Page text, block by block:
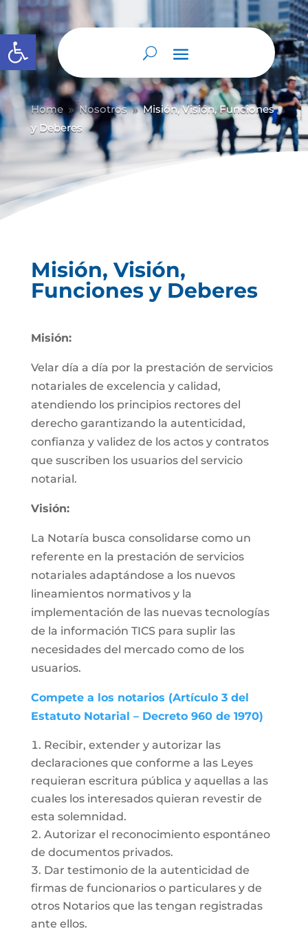
Abrir barra de herramientas
Home 9 Nosotros 9 Misión, Visión, Funciones
y Deberes
Misión, Visión,
Funciones y Deberes
Misión:
Velar día a día por la prestación de servicios
notariales de excelencia y calidad,
atendiendo los principios rectores del
derecho garantizando la autenticidad,
confianza y validez de los actos y contratos
que suscriben los usuarios del servicio
notarial.
Visión:
La Notaría busca consolidarse como un
referente en la prestación de servicios
notariales adaptándose a los nuevos
lineamientos normativos y la
implementación de las nuevas tecnologías
de la información TICS para suplir las
necesidades del mercado como de los
usuarios.
Compete a los notarios (Artículo 3 del
Estatuto Notarial – Decreto 960 de 1970)
Recibir, extender y autorizar las
declaraciones que conforme a las Leyes
requieran escritura pública y aquellas a las
cuales los interesados quieran revestir de
esta solemnidad.
Autorizar el reconocimiento espontáneo
de documentos privados.
Dar testimonio de la autenticidad de
firmas de funcionarios o particulares y de
otros Notarios que las tengan registradas
ante ellos.